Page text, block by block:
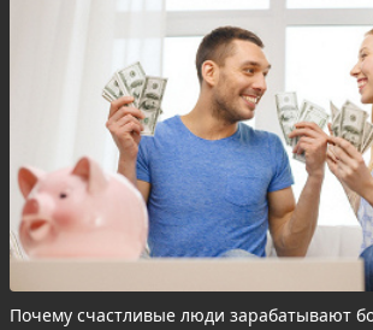
Почему счастливые люди зарабатывают